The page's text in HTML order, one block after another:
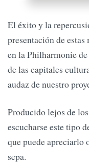
El éxito y la
presentación de
en la Philharmonie
de las capitales
audaz de nuestro
Producido lejos de
escucharse este tipo
que puede apreciarlo
sepa.